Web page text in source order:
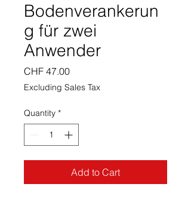
Bodenverankerun
g für zwei
Anwender
CHF 47.00Price
Excluding Sales Tax
Quantity *
Add to Cart